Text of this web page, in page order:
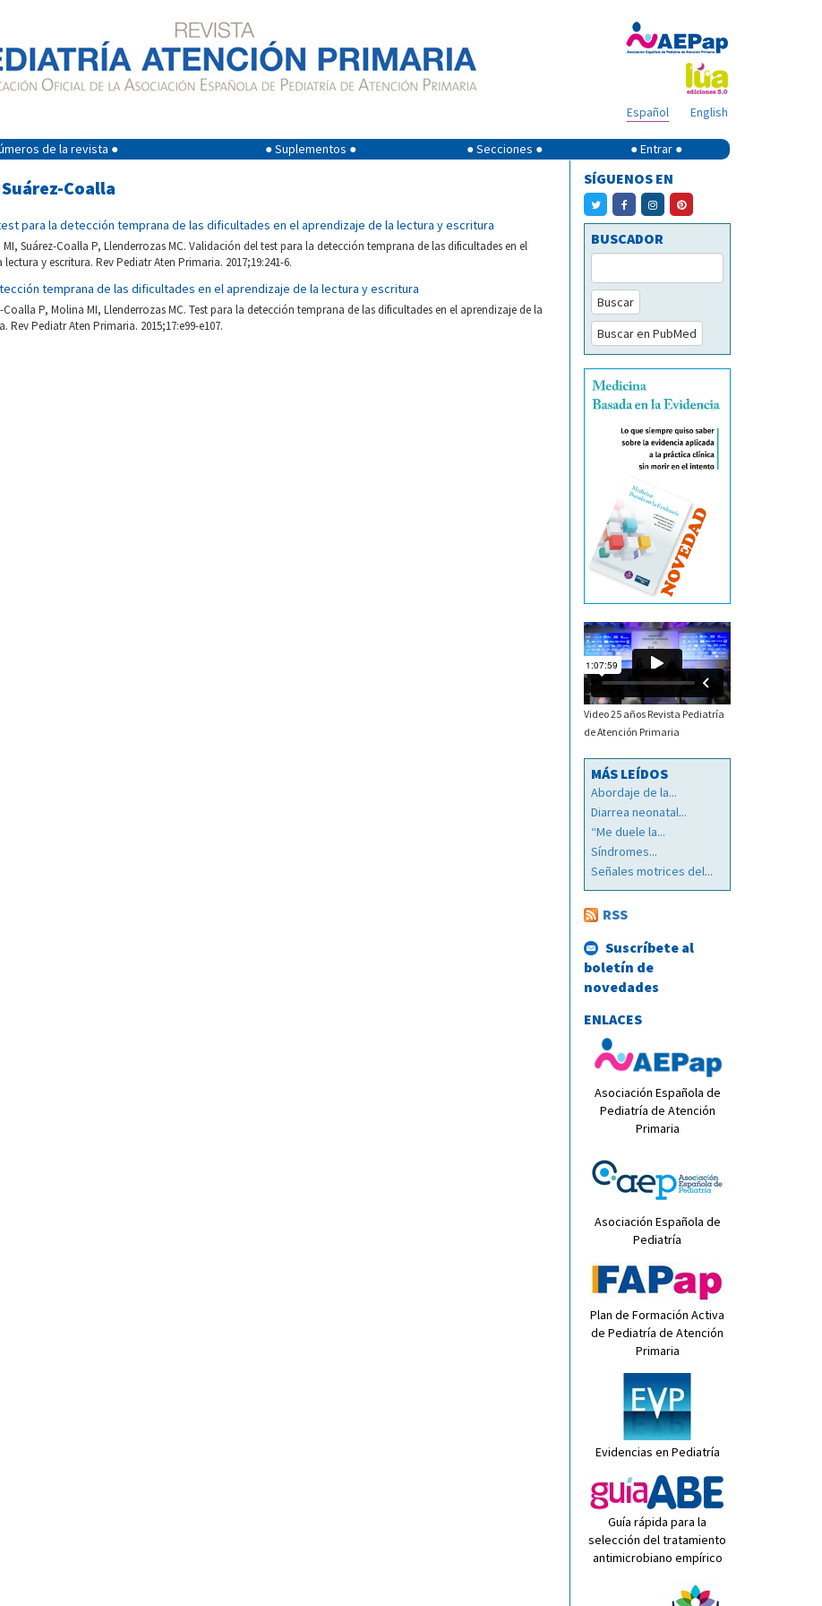
English
Español
de la revista ● ● Suplementos ● ● Secciones ● ● Entrar ●
Coalla
para la detección temprana de las dificultades en el aprendizaje de la lectura y escritura
Suárez-Coalla P, Llenderrozas MC. Validación del test para la detección temprana de las dificultades en el
y escritura. Rev Pediatr Aten Primaria. 2017;19:241-6.
temprana de las dificultades en el aprendizaje de la lectura y escritura
Coalla P, Molina MI, Llenderrozas MC. Test para la detección temprana de las dificultades en el aprendizaje de la
Rev Pediatr Aten Primaria. 2015;17:e99-e107.
SÍGUENOS EN
BUSCADOR
Buscar
Buscar en PubMed
Video 25 años Revista Pediatría
de Atención Primaria
MÁS LEÍDOS
Abordaje de la...
Diarrea neonatal...
“Me duele la...
Síndromes...
Señales motrices del...
RSS
Suscríbete al
boletín de
novedades
ENLACES
Asociación Española de
Pediatría de Atención
Primaria
Asociación Española de
Pediatría
Plan de Formación Activa
de Pediatría de Atención
Primaria
Evidencias en Pediatría
Guía rápida para la
selección del tratamiento
antimicrobiano empírico